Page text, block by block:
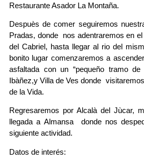
Restaurante Asador La Montaña.
Despuès de comer seguiremos
Pradas, donde nos adentraremos en
del Cabriel, hasta llegar al rio del
bonito lugar comenzaremos a
asfaltada con un “pequeño tramo de
Ibàñez,y Villa de Ves donde
de la Vida.
Regresaremos por Alcalà del Jùcar,
llegada a Almansa donde nos
siguiente actividad.
Datos de interés: